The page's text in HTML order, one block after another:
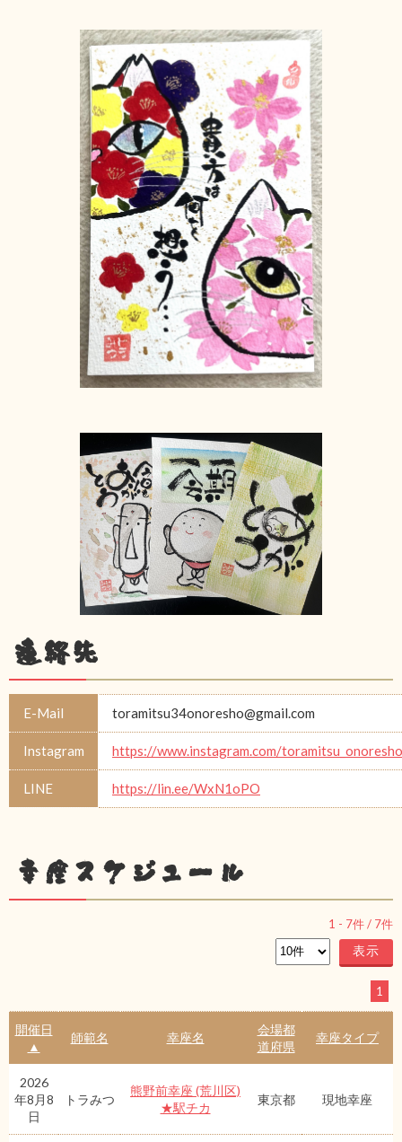
連絡先
E-Mail toramitsu34onoresho@gmail.com
Instagram https://www.instagram.com/
LINE https://lin.ee/WxN1oPO
幸座スケジュール
1 - 7件 / 7件
1
開催日
▲
師範名 幸座名
会場都
道府県
幸座タイプ
2026
年8月8
日
トラみつ
熊野前幸座 (荒川区)
★駅チカ
東京都 現地幸座